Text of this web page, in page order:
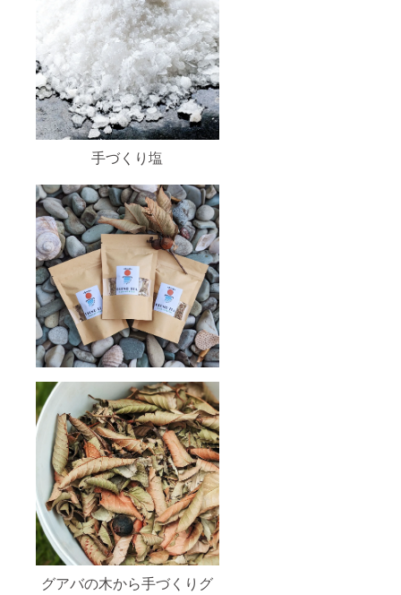
手づくり塩
グアバの木から手づくりグ